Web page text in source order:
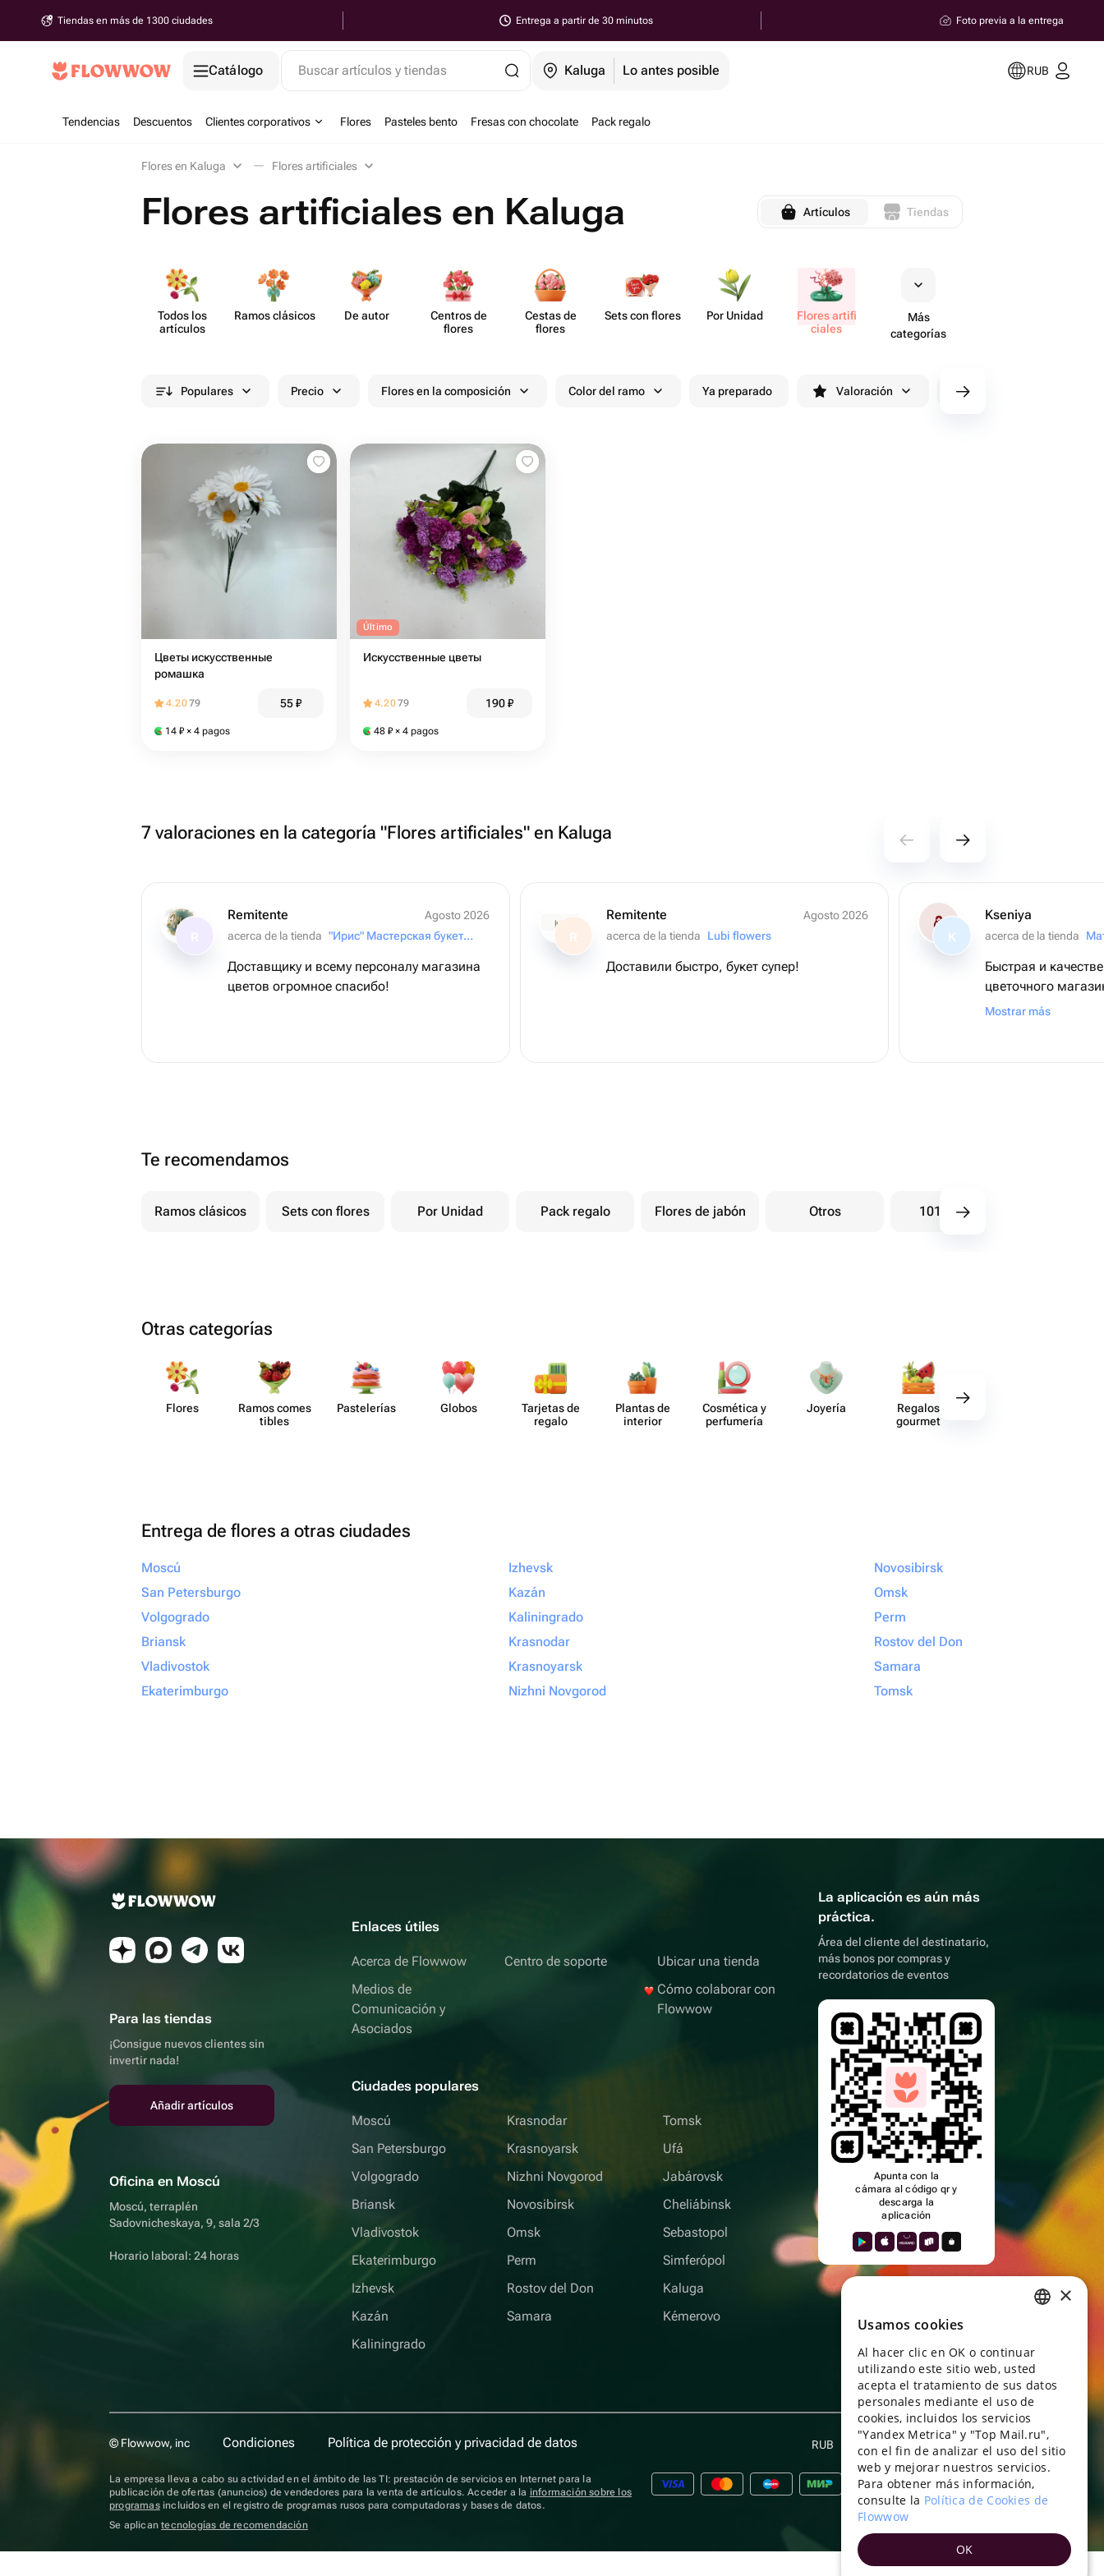
Tiendas en más de 1300 ciudades Entrega a partir de 30 minutos Foto previa a la entrega
Catálogo Buscar artículos y tiendas Kaluga Lo antes posible RUB
Tendencias Descuentos Clientes corporativos Flores Pasteles bento Fresas con chocolate Pack regalo
Flores en Kaluga Flores artificiales
Flores artificiales en Kaluga Artículos Tiendas
Todos los
artículos
Ramos clásicos De autor
Centros de
flores
Cestas de
flores
Sets con flores Por Unidad
Flores artifi​
ciales
Más
categorías
Populares Precio Flores en la composición Color del ramo Ya preparado Valoración cv/filters/name_fast_delivery
Цветы искусственные
ромашка
4.2079 55₽
14 ₽ × 4 pagos
Último
Искусственные цветы
4.2079 190₽
48 ₽ × 4 pagos
7 valoraciones en la categoría "Flores artificiales" en Kaluga
Remitente
Agosto 2026
acerca de la tienda
"Ирис" Мастерская букетов
Доставщику и всему персоналу магазина
цветов огромное спасибо!
R
Remitente
Agosto 2026
acerca de la tienda
Lubi flowers
Доставили быстро, букет супер!
K
Kseniya
acerca de la tienda
Быстрая и
цветочного
букет получился.
Mostrar más
Te recomendamos
Ramos clásicos Sets con flores Por Unidad Pack regalo Flores de jabón Otros 101 Rosas
Otras categorías
Flores
Ramos comes​
tibles
Paste​lerías Globos
Tarjetas de
regalo
Plantas de
interior
Cosmética y
perf​umería
Joyería
Regalos
gourmet
Entrega de flores a otras ciudades
Moscú
San Petersburgo
Volgogrado
Briansk
Vladivostok
Ekaterimburgo
Izhevsk
Kazán
Kaliningrado
Krasnodar
Krasnoyarsk
Nizhni Novgorod
Novosibirsk
Omsk
Perm
Rostov del Don
Samara
Tomsk
Para las tiendas
¡Consigue nuevos clientes sin
invertir nada!
Añadir artículos
Oficina en Moscú
Moscú, terraplén
Sadovnicheskaya, 9, sala 2/3
Horario laboral: 24 horas
Enlaces útiles
Acerca de Flowwow
Medios de
Comunicación y
Asociados
Centro de soporte
Ubicar una tienda
Cómo colaborar con
Flowwow
Ciudades populares
Moscú
San Petersburgo
Volgogrado
Briansk
Vladivostok
Ekaterimburgo
Izhevsk
Kazán
Kaliningrado
Krasnodar
Krasnoyarsk
Nizhni Novgorod
Novosibirsk
Omsk
Perm
Rostov del Don
Samara
Tomsk
Ufá
Jabárovsk
Cheliábinsk
Sebastopol
Simferópol
Kaluga
Kémerovo
La aplicación es aún más
práctica.
Área del cliente del destinatario,
más bonos por compras y
recordatorios de eventos
Apunta con la
cámara al código qr y
descarga la
aplicación
© Flowwow, inc Condiciones Política de protección y privacidad de datos RUB Español
La empresa lleva a cabo su actividad en el ámbito de las TI: prestación de servicios en Internet para la
publicación de ofertas (anuncios) de vendedores para la venta de artículos. Acceder a la información sobre los
programasincluidos en el registro de programas rusos para computadoras y bases de datos.
Se aplicantecnologías de recomendación
ENGLISH
UKRAINIAN
PORTUGUESE
SPANISH
HUNGARIAN
ITALIAN
×
Usamos cookies
Al hacer clic en OK o continuar
utilizando este sitio web, usted
acepta el tratamiento de sus datos
personales mediante el uso de
cookies, incluidos los servicios
"Yandex Metrica" y "Top Mail.ru",
con el fin de analizar el uso del sitio
web y mejorar nuestros servicios.
Para obtener más información,
consulte la Política de Cookies de
Flowwow
OK